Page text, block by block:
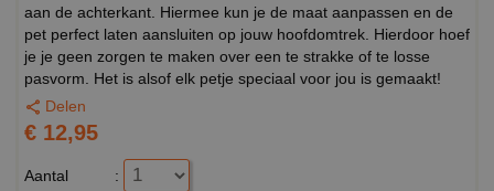
aan de achterkant. Hiermee kun je de maat aanpassen en de
pet perfect laten aansluiten op jouw hoofdomtrek. Hierdoor hoef
je je geen zorgen te maken over een te strakke of te losse
pasvorm. Het is alsof elk petje speciaal voor jou is gemaakt!
Delen
€ 12,95
Aantal :